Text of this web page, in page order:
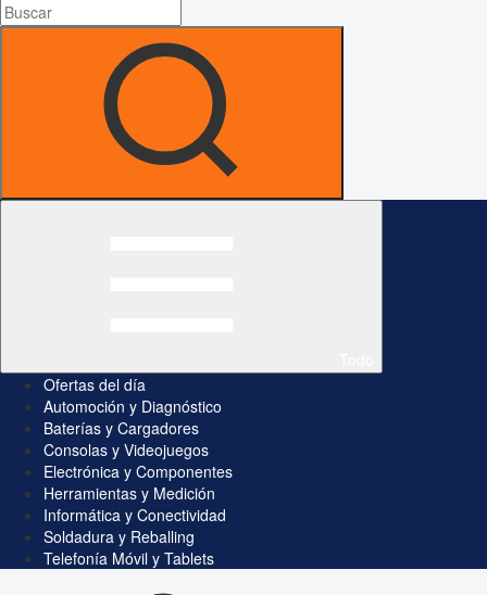
Ofertas del día
Automoción y Diagnóstico
Baterías y Cargadores
Consolas y Videojuegos
Electrónica y Componentes
Herramientas y Medición
Informática y Conectividad
Soldadura y Reballing
Telefonía Móvil y Tablets